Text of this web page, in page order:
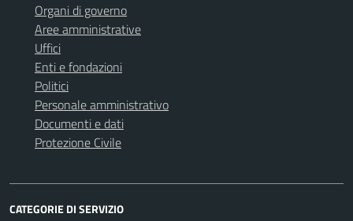
Organi di governo
Aree amministrative
Uffici
Enti e fondazioni
Politici
Personale amministrativo
Documenti e dati
Protezione Civile
CATEGORIE DI SERVIZIO